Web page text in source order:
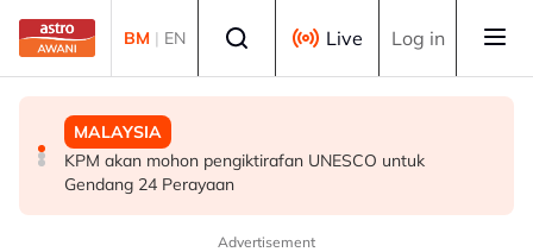
Skip to main content
BM | EN Live Log in
MALAYSIA
KPM akan mohon pengiktirafan UNESCO untuk
Gendang 24 Perayaan
MALAYSIA
MINDEF konsisten perjuang penambahbaikan struktur
organisasi, kerjaya warga ATM
DUNIA
Sepanyol laksana pemeriksaan sempadan terhadap
pelancong Itali susulan krisis Ceuta
Advertisement